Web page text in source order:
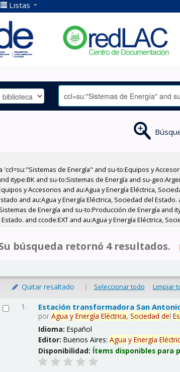
Listas
de Energía" and su-to:Equipos y
itype:BK and su-to:Sistemas de Energía and su-
y Accesorios and au:Agua y Energía Eléctrica,
and au:Agua y Energía Eléctrica, Sociedad del
de Energía and su-to:Producción de Energía and
and ccode:EXT and au:Agua y Energía Eléctrica,
búsqueda retornó 4 resultados.
Quitar resaltado | Seleccionar todo Limpiar
1. Estación transformadora San
porAgua y Energía Eléctrica, Sociedad del
Idioma:Español
Editor:Buenos Aires:Agua y Energía
Disponibilidad: Ítems disponibles para